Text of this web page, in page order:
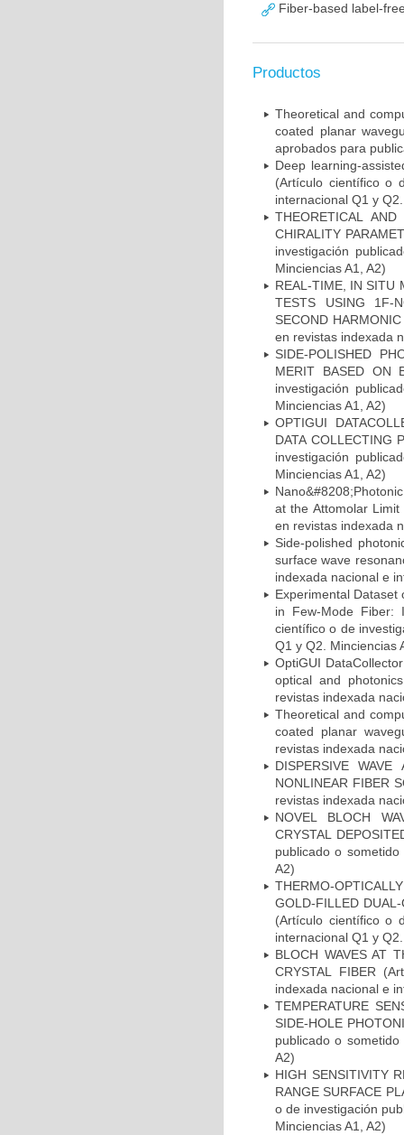
Fiber-based label-
Productos
Theoretical and
coated planar
aprobados para
Deep learning-
(Artículo científico o
internacional Q1 y
THEORETICAL
CHIRALITY
investigación
Minciencias A1, A2)
REAL-TIME, IN SITU
TESTS USING 1F-
SECOND
en revistas indexada
SIDE-POLISHED
MERIT BASED ON
investigación
Minciencias A1, A2)
OPTIGUI
DATA COLLECTING
investigación
Minciencias A1, A2)
at the Attomolar
en revistas indexada
Side-polished
surface wave
indexada nacional e
Experimental
in Few-Mode Fiber:
científico o de
Q1 y Q2. Minciencias
OptiGUI
optical and
revistas indexada
Theoretical and
coated planar
revistas indexada
DISPERSIVE WAVE
NONLINEAR FIBER
revistas indexada
NOVEL BLOCH
CRYSTAL
publicado o
A2)
THERMO-
GOLD-FILLED
(Artículo científico o
internacional Q1 y
BLOCH WAVES AT
CRYSTAL FIBER
indexada nacional e
TEMPERATURE
SIDE-HOLE
publicado o
A2)
HIGH SENSITIVITY
RANGE SURFACE
o de investigación
Minciencias A1, A2)